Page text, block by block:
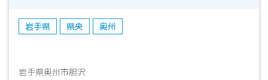
事説明 ▼ （ これまでの職務経歴やお仕事へのご希望等
お聞かせください ） ◎工場見学 ▼ （ 見学後、就業希
ますので、予めご了承ください。
岩手県 県央 奥州
岩手県奥州市胆沢